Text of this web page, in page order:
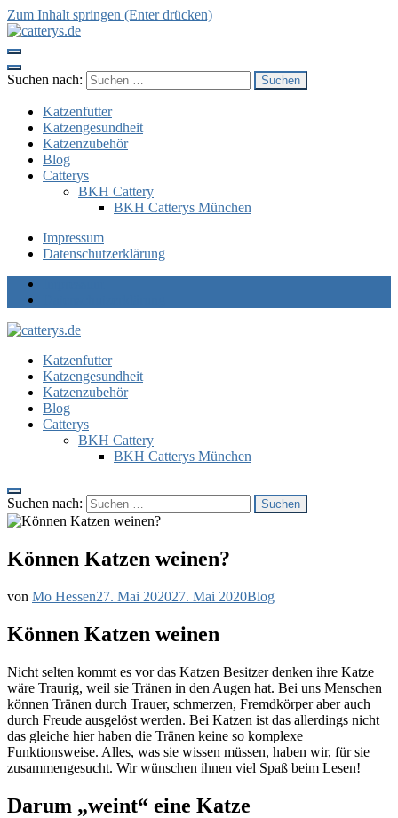
Zum Inhalt springen (Enter drücken)
Suchen nach:
Katzenfutter
Katzengesundheit
Katzenzubehör
Blog
Catterys
BKH Cattery
BKH Catterys München
Impressum
Datenschutzerklärung
catterys.de
Die Katzenseite!
Katzenfutter
Katzengesundheit
Katzenzubehör
Blog
Catterys
BKH Cattery
BKH Catterys München
Suchen nach:
Können Katzen weinen?
von Mo Hessen27. Mai 202027. Mai 2020Blog
Können Katzen weinen
Nicht selten kommt es vor das Katzen Besitzer denken ihre Katze
wäre Traurig, weil sie Tränen in den Augen hat. Bei uns Menschen
können Tränen durch Trauer, schmerzen, Fremdkörper aber auch
durch Freude ausgelöst werden. Bei Katzen ist das allerdings nicht
das gleiche hier haben die Tränen keine so komplexe
Funktionsweise. Alles, was sie wissen müssen, haben wir, für sie
zusammengesucht. Wir wünschen ihnen viel Spaß beim Lesen!
Darum „weint“ eine Katze